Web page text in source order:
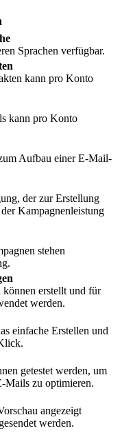
Sprachen verfügbar.
kann pro Konto
kann pro Konto
Aufbau einer E-Mail-
der zur Erstellung
Kampagnenleistung
stehen
erstellt und für
werden.
einfache Erstellen und
getestet werden, um
Mails zu optimieren.
angezeigt
werden.